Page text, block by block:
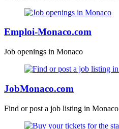
Emploi-Monaco.com
Job openings in Monaco
JobMonaco.com
Find or post a job listing in Monaco